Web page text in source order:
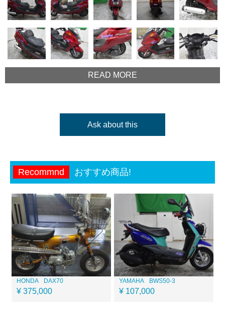
READ MORE
Ask about this
Recommnd おすすめ商品!
HONDA DAX70
¥ 375,000
YAMAHA BWS50-3
¥ 107,000